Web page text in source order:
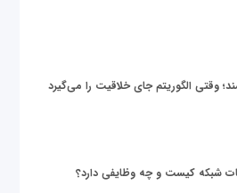
وقتی الگوریتم جای خلاقیت را می‌گیرد
شبکه کیست و چه وظایفی دارد؟